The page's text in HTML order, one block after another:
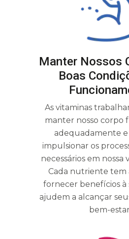
Manter Nossos
Boas
As vitaminas
manter nosso corpo
adequadamente e
impulsionar os
necessários em nossa
Cada nutriente tem
fornecer benefícios à
ajudem a alcançar
bem-